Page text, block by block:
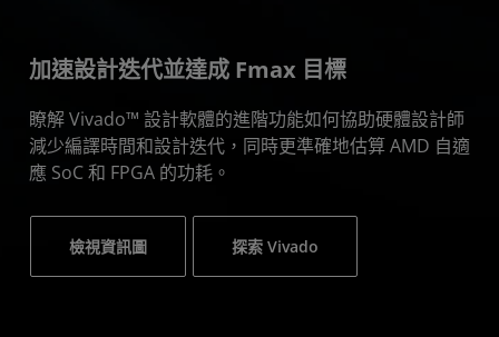
加速設計迭代並達成 Fmax 目標
瞭解 Vivado™ 設計軟體的進階功能如何協助硬體設計師
減少編譯時間和設計迭代，同時更準確地估算 AMD 自適
應 SoC 和 FPGA 的功耗。
檢視資訊圖 探索 Vivado